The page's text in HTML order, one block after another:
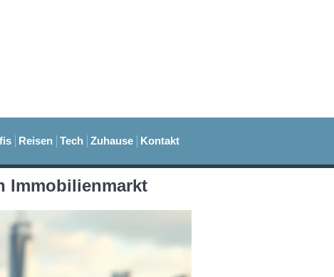
Reisen Tech Zuhause Kontakt
Immobilienmarkt